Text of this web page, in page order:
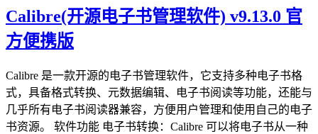
Calibre(开源电子书管理软件) v9.13.0 官
方便携版
Calibre 是一款开源的电子书管理软件，它支持多种电子书格
式，具备格式转换、元数据编辑、电子书阅读等功能，还能与
几乎所有电子书阅读器兼容，方便用户管理和使用自己的电子
书资源。 软件功能 电子书转换：Calibre 可以将电子书从一种